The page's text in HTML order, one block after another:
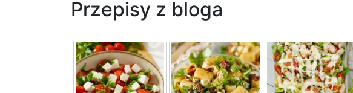
Przepisy z bloga